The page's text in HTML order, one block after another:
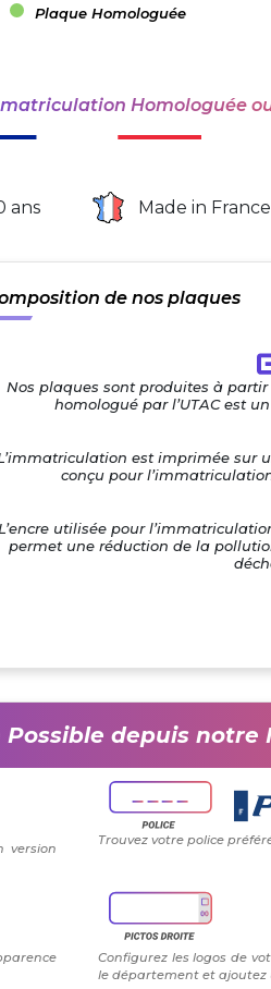
Plaque Homologuée
Homologuée
ans Made in France
de nos plaques
Nos plaques sont produites à partir
homologué par l’UTAC est
est imprimée sur
conçu pour
utilisée pour
permet une réduction de la
depuis notre
version
Trouvez votre police
Configurez les logos de
le département et ajoutez